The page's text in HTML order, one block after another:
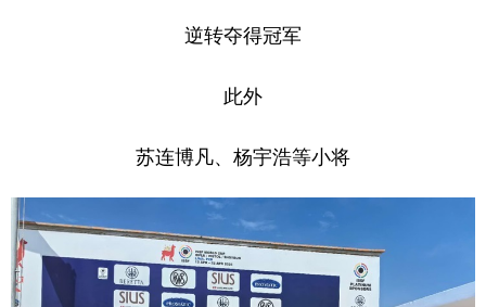
逆转夺得冠军
此外
苏连博凡、杨宇浩等小将